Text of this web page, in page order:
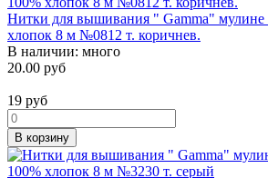
Нитки для вышивания " Gamma" мулине
хлопок 8 м №0812 т. коричнев.
В наличии: много
20.00 руб
19 руб
В корзину